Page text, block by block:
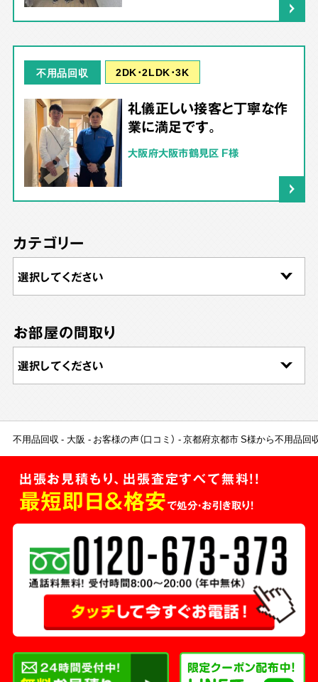
不用品回収 2DK･2LDK･3K
礼儀正しい接客と丁寧な作
業に満足です。
大阪府大阪市鶴見区 F様
カテゴリー
お部屋の間取り
不用品回収 大阪 お客様の声（口コミ） 京都府京都市 S様から不用品回
出張お見積もり、出張査定すべて無料!!
最短即日＆格安で処分・お引き取り！